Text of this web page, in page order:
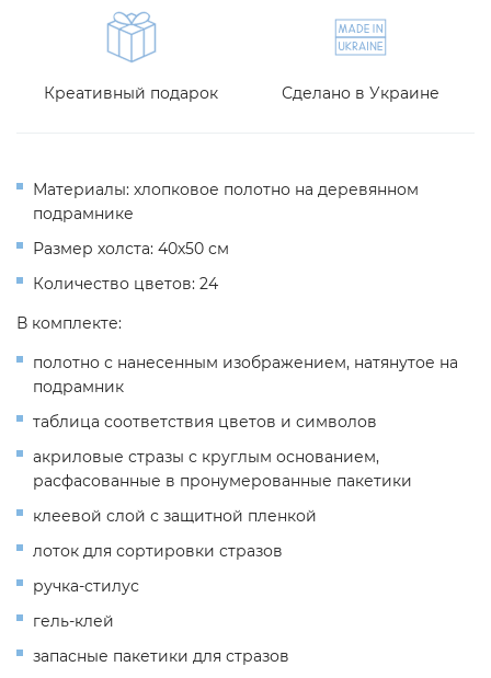
Креативный подарок Сделано в Украине
Материалы: хлопковое полотно на деревянном
подрамнике
Размер холста: 40х50 см
Количество цветов: 24
В комплекте:
полотно с нанесенным изображением, натянутое на
подрамник
таблица соответствия цветов и символов
акриловые стразы с круглым основанием,
расфасованные в пронумерованные пакетики
клеевой слой с защитной пленкой
лоток для сортировки стразов
ручка-стилус
гель-клей
запасные пакетики для стразов